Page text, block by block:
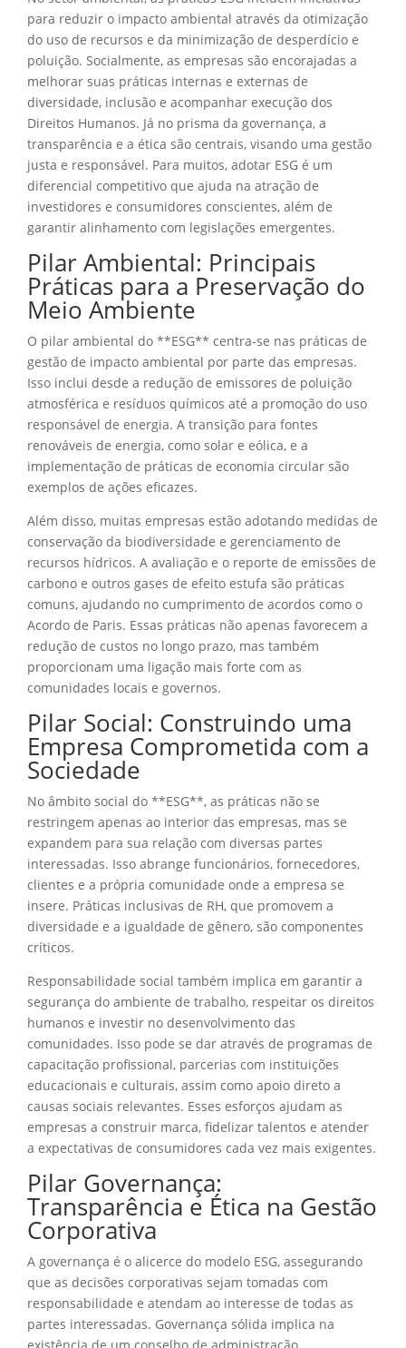
para reduzir o impacto ambiental através da otimização
do uso de recursos e da minimização de desperdício e
poluição. Socialmente, as empresas são encorajadas a
melhorar suas práticas internas e externas de
diversidade, inclusão e acompanhar execução dos
Direitos Humanos. Já no prisma da governança, a
transparência e a ética são centrais, visando uma gestão
justa e responsável. Para muitos, adotar ESG é um
diferencial competitivo que ajuda na atração de
investidores e consumidores conscientes, além de
garantir alinhamento com legislações emergentes.
Pilar Ambiental: Principais
Práticas para a Preservação do
Meio Ambiente
O pilar ambiental do **ESG** centra-se nas práticas de
gestão de impacto ambiental por parte das empresas.
Isso inclui desde a redução de emissores de poluição
atmosférica e resíduos químicos até a promoção do uso
responsável de energia. A transição para fontes
renováveis de energia, como solar e eólica, e a
implementação de práticas de economia circular são
exemplos de ações eficazes.
Além disso, muitas empresas estão adotando medidas de
conservação da biodiversidade e gerenciamento de
recursos hídricos. A avaliação e o reporte de emissões de
carbono e outros gases de efeito estufa são práticas
comuns, ajudando no cumprimento de acordos como o
Acordo de Paris. Essas práticas não apenas favorecem a
redução de custos no longo prazo, mas também
proporcionam uma ligação mais forte com as
comunidades locais e governos.
Pilar Social: Construindo uma
Empresa Comprometida com a
Sociedade
No âmbito social do **ESG**, as práticas não se
restringem apenas ao interior das empresas, mas se
expandem para sua relação com diversas partes
interessadas. Isso abrange funcionários, fornecedores,
clientes e a própria comunidade onde a empresa se
insere. Práticas inclusivas de RH, que promovem a
diversidade e a igualdade de gênero, são componentes
críticos.
Responsabilidade social também implica em garantir a
segurança do ambiente de trabalho, respeitar os direitos
humanos e investir no desenvolvimento das
comunidades. Isso pode se dar através de programas de
capacitação profissional, parcerias com instituições
educacionais e culturais, assim como apoio direto a
causas sociais relevantes. Esses esforços ajudam as
empresas a construir marca, fidelizar talentos e atender
a expectativas de consumidores cada vez mais exigentes.
Pilar Governança:
Transparência e Ética na Gestão
Corporativa
A governança é o alicerce do modelo ESG, assegurando
que as decisões corporativas sejam tomadas com
responsabilidade e atendam ao interesse de todas as
partes interessadas. Governança sólida implica na